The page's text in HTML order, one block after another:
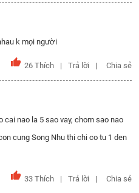
k mọi người
26 Thích Trả lời Chia sẻ
cai nao la 5 sao vay, chom sao nao
cung Song Nhu thi chi co tu 1 den
33 Thích Trả lời Chia sẻ